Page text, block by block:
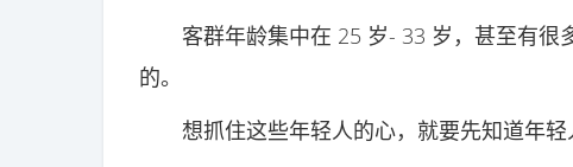
客群年龄集中在 25 岁- 33 岁，甚至有很
的。
想抓住这些年轻人的心，就要先知道年轻